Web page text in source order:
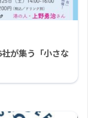
が集う「小さな